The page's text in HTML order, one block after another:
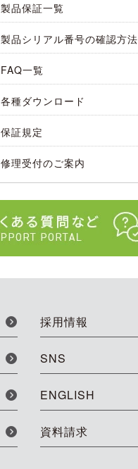
製品保証一覧
製品シリアル番号の確認方法
FAQ一覧
各種ダウンロード
保証規定
修理受付のご案内
採用情報
SNS
ENGLISH
資料請求